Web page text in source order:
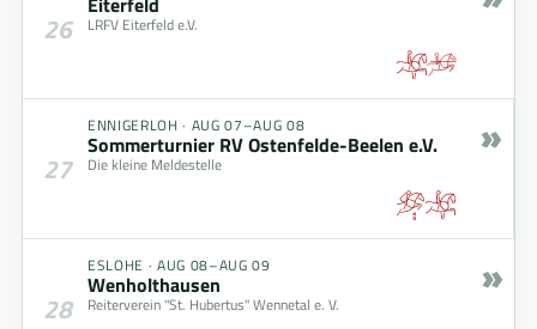
26 LRFV Eiterfeld e.V.
27
ENNIGERLOH · AUG 07–AUG 08
Sommerturnier RV Ostenfelde-Beelen e.V.
Die kleine Meldestelle
»
28
ESLOHE · AUG 08–AUG 09
Wenholthausen
Reiterverein "St. Hubertus" Wennetal e. V.
»